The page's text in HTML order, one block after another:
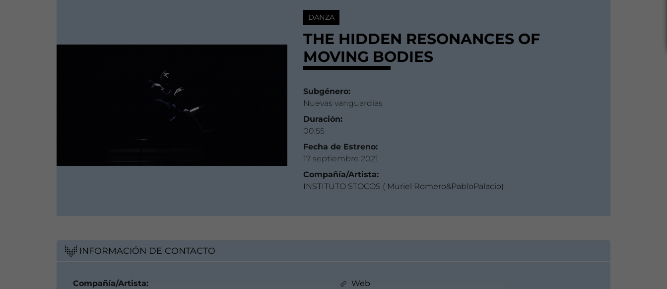
DANZA
THE HIDDEN RESONANCES OF
MOVING BODIES
Subgénero:
Nuevas vanguardias
Duración:
00:55
Fecha de Estreno:
17 septiembre 2021
Compañía/Artista:
INSTITUTO STOCOS ( Muriel Romero&PabloPalacio)
INFORMACIÓN DE CONTACTO
Compañía/Artista:
Web